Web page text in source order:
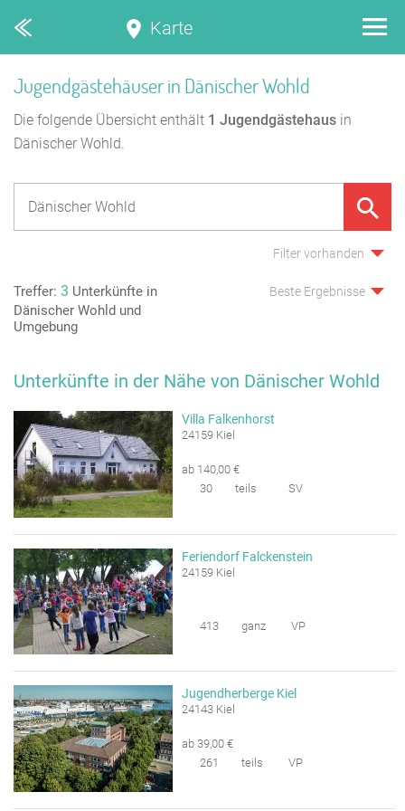
Karte
Jugendgästehäuser in Dänischer Wohld
Die folgende Übersicht enthält 1 Jugendgästehaus in
Dänischer Wohld.
Filter vorhanden
Treffer: 3 Unterkünfte in
Dänischer Wohld und
Umgebung
Beste Ergebnisse
Unterkünfte in der Nähe von Dänischer Wohld
Villa Falkenhorst
24159 Kiel
ab 140,00 €
30
teils SV
Feriendorf Falckenstein
24159 Kiel
413 ganz VP
Jugendherberge Kiel
24143 Kiel
ab 39,00 €
261
teils VP